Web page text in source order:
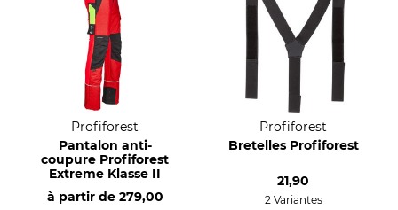
Profiforest
Pantalon anti-
coupure Profiforest
Extreme Klasse II
à partir de 279,00
Profiforest
Bretelles Profiforest
21,90
2 Variantes